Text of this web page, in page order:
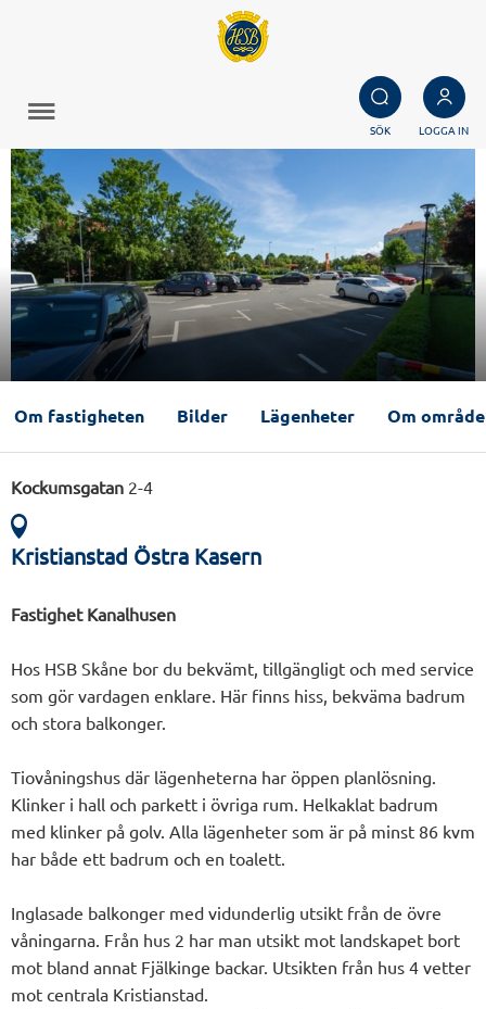
SÖK LOGGA IN
Om fastigheten Bilder Lägenheter Om
Kockumsgatan 2-4
Kristianstad Östra Kasern
Fastighet Kanalhusen
Hos HSB Skåne bor du bekvämt, tillgängligt och med service
som gör vardagen enklare. Här finns hiss, bekväma badrum
och stora balkonger.
Tiovåningshus där lägenheterna har öppen planlösning.
Klinker i hall och parkett i övriga rum. Helkaklat badrum
med klinker på golv. Alla lägenheter som är på minst 86 kvm
har både ett badrum och en toalett.
Inglasade balkonger med vidunderlig utsikt från de övre
våningarna. Från hus 2 har man utsikt mot landskapet bort
mot bland annat Fjälkinge backar. Utsikten från hus 4 vetter
mot centrala Kristianstad.